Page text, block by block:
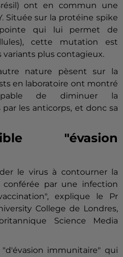
ont en commun une
Située sur la protéine spike
qui lui permet de
cette mutation est
plus contagieux.
nature pèsent sur la
en laboratoire ont montré
de diminuer la
les anticorps, et donc sa
"évasion
le virus à contourner la
par une infection
explique le Pr
College de Londres,
Science Media
immunitaire" qui